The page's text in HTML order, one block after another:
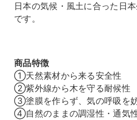
日本の気候・風土に合った日
です。
商品特徴
①天然素材から来る安全性
②紫外線から木を守る耐候性
③塗膜を作らず、気の呼吸を
④自然のままの調湿性・通気